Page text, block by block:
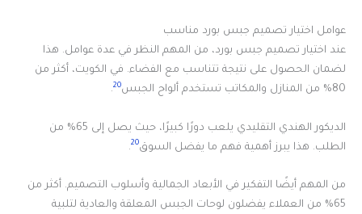
عوامل اختيار تصميم جبس بورد مناسب
عند اختيار تصميم جبس بورد، من المهم النظر في عدة عوامل. هذا
لضمان الحصول على نتيجة تتناسب مع الفضاء. في الكويت، أكثر من
80% من المنازل والمكاتب تستخدم ألواح الجبس
20
.
الديكور الهندي التقليدي يلعب دورًا كبيرًا، حيث يصل إلى 65% من
الطلب. هذا يبرز أهمية فهم ما يفضل السوق20
.
من المهم أيضًا التفكير في الأبعاد الجمالية وأسلوب التصميم. أكثر من
65% من العملاء يفضلون لوحات الجبس المعلقة والعادية لتلبية